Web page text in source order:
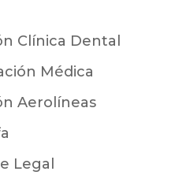
Clínica Dental
Médica
Aerolíneas
Legal